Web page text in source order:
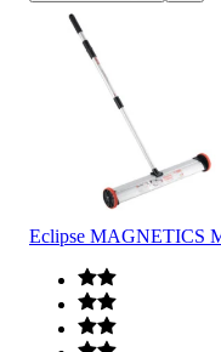
Eclipse MAGNETICS